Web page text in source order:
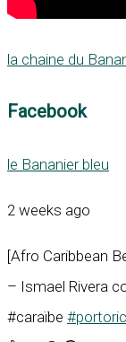
la chaine du
Facebook
le Bananier bleu
2 weeks ago
[Afro Caribbean
– Ismael Rivera
#caraïbe